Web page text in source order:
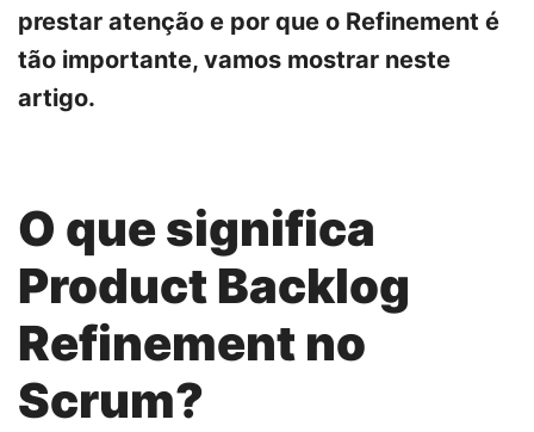
prestar atenção e por que o Refinement é
tão importante, vamos mostrar neste
artigo.
O que significa
Product Backlog
Refinement no
Scrum?